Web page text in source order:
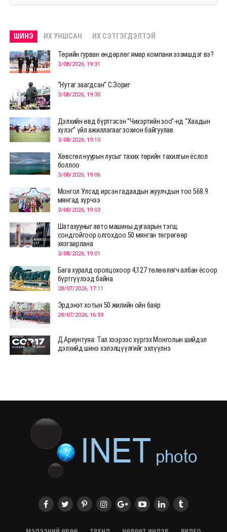
ШИНЭ ИХ УНШСАН ИХ СЭТГЭГДЭЛТЭЙ
Төрийн гурван өндөрлөг ямар компани эзэмшдэг вэ?
3/08/2026, 19:31
“Нутаг заагдсан” С.Зориг
3/08/2026, 19:30
Дэлхийн өвд бүртгэсэн “Чихэртийн зоо”-нд “Хаадын
хүлэг” үйл ажиллагааг зохион байгуулав
3/08/2026, 19:10
Хөвсгөл нуурын лусыг тахих төрийн тахилгын ёслол
боллоо
3/08/2026, 19:06
Монгол Улсад ирсэн гадаадын жуулчдын тоо 568.9
мянгад хүрчээ
3/08/2026, 19:03
Шатахууныг авто машины дугаарын тэгш,
сондгойгоор олгохдоо 50 мянган төгрөгөөр
хязгаарлана
3/08/2026, 19:01
Бага хуралд оролцохоор 4,127 төлөөлөгч албан ёсоор
бүртгүүлээд байна
28/07/2026, 17:11
Эрдэнэт хотын 50 жилийн ойн баяр
28/07/2026, 16:59
Д.Ариунтуяа: Тал хээрээс хүргэх Монголын шийдэл
дэлхийд шинэ хэлэлцүүлгийг эхлүүлнэ
28/07/2026, 12:04
ХӨВСГӨЛ Нутгийн зөвлөлөөс МУАЖ Д.Цэрэндарьзавт
2 өрөө байр олгоно
20/07/2026, 19:22
20/07/2026, 19:21
хийхээр хүрэлцэн ирлээ